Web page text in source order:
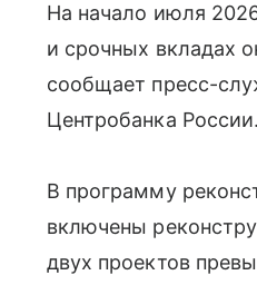
На начало июля
и срочных вкладах
сообщает пресс-
Центробанка России.
В программу
включены
двух проектов